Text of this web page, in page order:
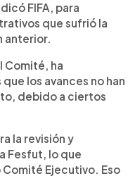
FIFA, para
que sufrió la
anterior.
Comité, ha
los avances no han
debido a ciertos
la revisión y
Fesfut, lo que
Ejecutivo. Eso